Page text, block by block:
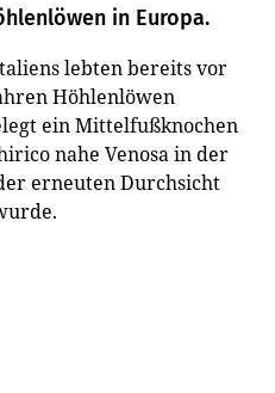
in Europa.
lebten bereits vor
Höhlenlöwen
ein Mittelfußknochen
nahe Venosa in der
erneuten Durchsicht